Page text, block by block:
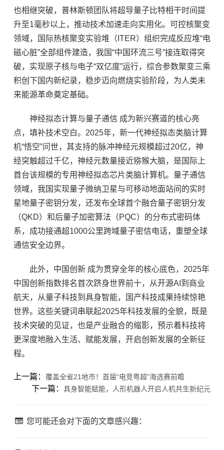
也相继突破，普林斯顿团队将超导量子比特相干时间提
升至1毫秒以上，推动技术加速走向实用化。可控核聚变
领域，国际热核聚变实验堆（ITER）组织完成反应堆“电
磁心脏”全部组件建造，我国“中国环流三号”接连取得突
破，实现原子核与电子“双亿度”运行，综合参数聚变三乘
积创下国内新纪录，稳步迈向燃烧实验阶段，为人类未
来能源革命奠定基础。
神经拟态计算与量子通信 成为新兴赛道的核心亮
点，填补技术空白。2025年，新一代神经拟态类脑计算
机“悟空”问世，其支持的脉冲神经元规模超过20亿，神
经突触超过千亿，神经元数量接近猕猴大脑，是国际上
首台该规模的专用神经拟态芯片类脑计算机。量子通信
领域，我国实现量子微纳卫星与可移动地面站间的实时
星地量子密钥分发，还发布全球首个融合量子密钥分发
（QKD）和后量子加密算法（PQC）的分布式密码体
系，成功接通超1000公里跨域量子密信电话，重塑全球
通信安全边界。
此外，中国创新 成为贯穿全年的核心底色，2025年
中国创新指数排名首次跻身世界前十，从开源AI到商业
航天，从量子科技到具身智能，国产科技成果持续惊艳
世界。这些关键词串联起2025年科技发展的全貌，既是
技术突破的见证，也是产业融合的缩影，预示着科技将
更深度地融入生活、赋能发展，开启创新发展的全新征
程。
上一篇： 覆盖全省21地市！首届“电竞粤超”海选赛前瞻
下一篇：具身智能赋能，人形机器人开启人机共生新纪元
您可能还会对下面的文章感兴趣：